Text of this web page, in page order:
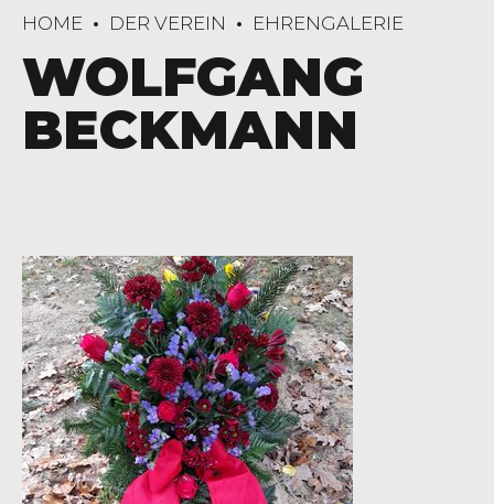
HOME DER VEREIN EHRENGALERIE
WOLFGANG
BECKMANN